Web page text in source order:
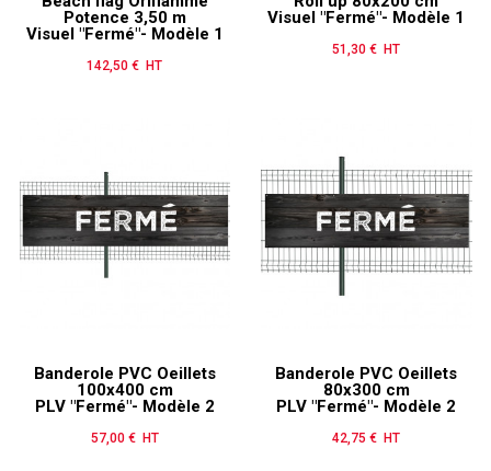
Potence 3,50 m
Visuel "Fermé"- Modèle 1
Prix
142,50 € HT
Visuel "Fermé"- Modèle 1
Prix
51,30 € HT
Banderole PVC Oeillets
100x400 cm
PLV "Fermé"- Modèle 2
Prix
57,00 € HT
Banderole PVC Oeillets
80x300 cm
PLV "Fermé"- Modèle 2
Prix
42,75 € HT